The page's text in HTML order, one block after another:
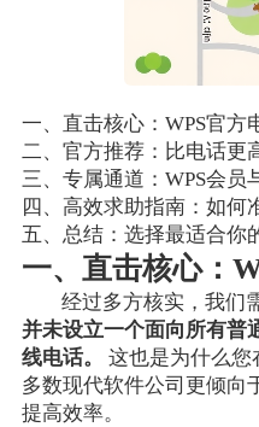
一、直击核心：WPS官方
二、官方推荐：比电话更
三、专属通道：WPS会员
四、高效求助指南：如何
五、总结：选择最适合你
一、直击核心：
经过多方核实，我们
并未设立一个面向所有普
线电话。
这也是为什么您
多数现代软件公司更倾向
提高效率。